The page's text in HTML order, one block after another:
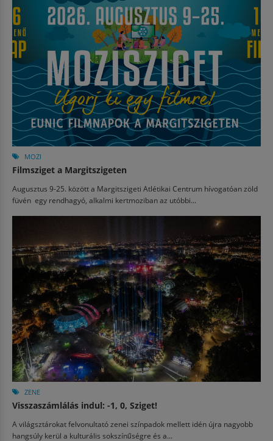
MOZI
Filmsziget a Margitszigeten
Augusztus 9-25. között a Margitszigeti Atlétikai Centrum hívogatóan zöld
füvén egy rendhagyó, alkalmi kertmoziban az utóbbi...
ZENE
Visszaszámlálás indul: -1, 0, Sziget!
A világsztárokat felvonultató zenei színpadok mellett idén újra nagyobb
hangsúly kerül a kulturális sokszínűségre és a...